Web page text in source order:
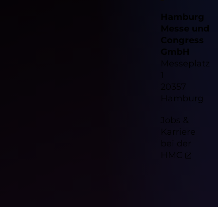
Hamburg
Messe und
Congress
GmbH
Messeplatz
20357
Hamburg
Jobs &
Karriere
bei der
HMC